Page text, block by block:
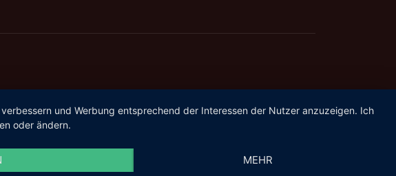
und Werbung entsprechend der Interessen der Nutzer anzuzeigen. Ich
oder ändern.
MEHR